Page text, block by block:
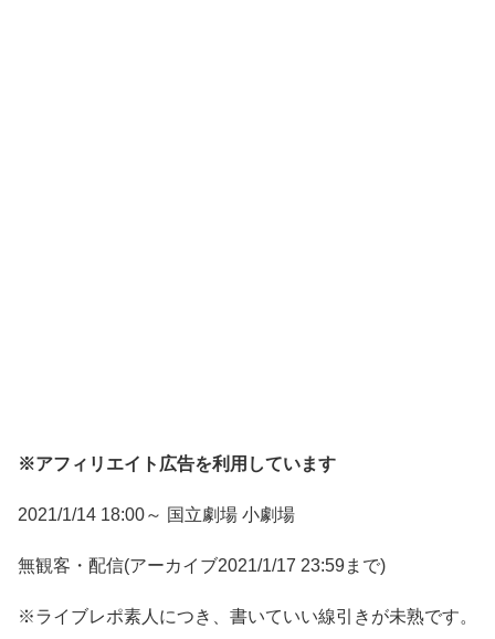
※アフィリエイト広告を利用しています
2021/1/14 18:00～ 国立劇場 小劇場
無観客・配信(アーカイブ2021/1/17 23:59まで)
※ライブレポ素人につき、書いていい線引きが未熟です。